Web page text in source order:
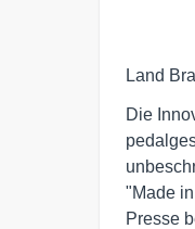
Land
Die
"Made
Presse